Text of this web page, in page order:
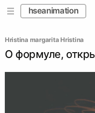
hseanimation
Hristina margarita Hristina
О формуле,